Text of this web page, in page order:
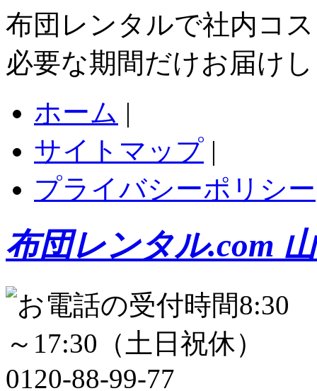
布団レンタルで社内コ
必要な期間だけお届け
ホーム |
サイトマップ |
プライバシーポリシー
布団レンタル.com